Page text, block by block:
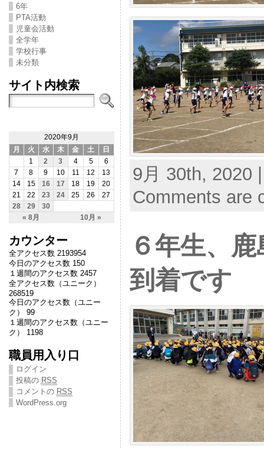
6年
PTA活動
児童会活動
全学年
学校行事
未分類
サイト内検索
2020年9月
月
火 水 木 金 土 日
« 8月 10月 »
1 2 3 4 5
6
7
8 9 10 11 12
13
14
15 16 17 18 19
20
21
22 23 24 25 26
27
28
29 30
カウンター
全アクセス数 2193954
今日のアクセス数 150
１週間のアクセス数 2457
全アクセス数（ユニーク）
268519
今日のアクセス数（ユニー
ク） 99
１週間のアクセス数（ユニー
ク） 1198
職員用入り口
ログイン
投稿の RSS
コメントの RSS
WordPress.org
9月 30th, 2020
Comments are
６年生、
到着です